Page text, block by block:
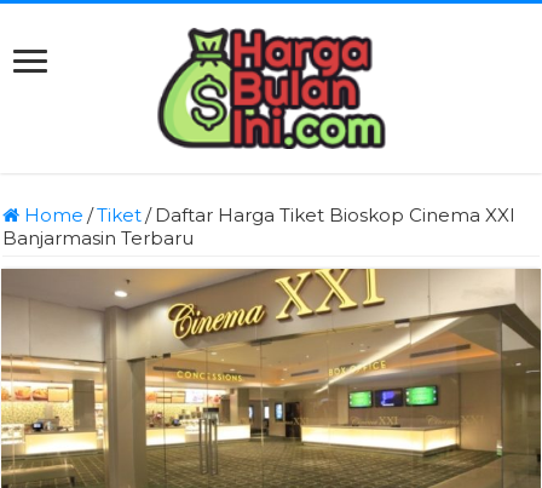
Home /Tiket/Daftar Harga Tiket Bioskop Cinema XXI
Banjarmasin Terbaru